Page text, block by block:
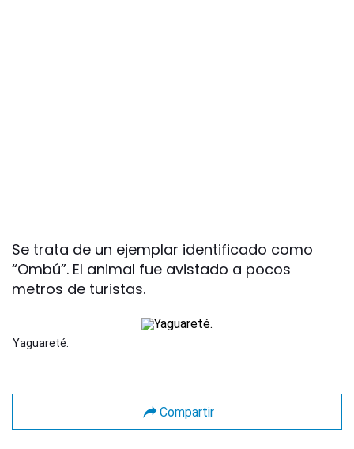
Se trata de un ejemplar identificado como
“Ombú”. El animal fue avistado a pocos
metros de turistas.
Yaguareté.
Compartir